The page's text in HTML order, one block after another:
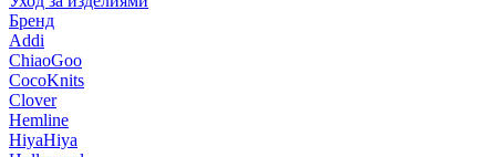
Бренд
Addi
ChiaoGoo
CocoKnits
Clover
Hemline
HiyaHiya